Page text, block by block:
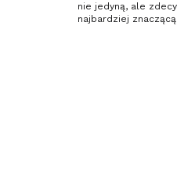
nie jedyną, ale
najbardziej